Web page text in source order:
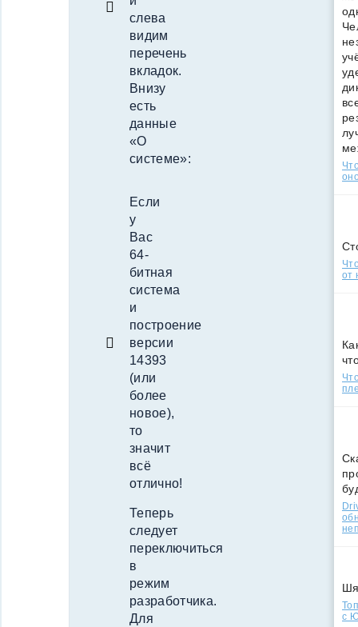
слева
видим
перечень
вкладок.
Внизу
есть
данные
«О
системе»:
Если
у
Вас
64-
битная
система
и
построение
версии
14393
(или
более
новое),
то
значит
всё
отлично!
Теперь
следует
переключиться
в
режим
разработчика.
Для
от
с